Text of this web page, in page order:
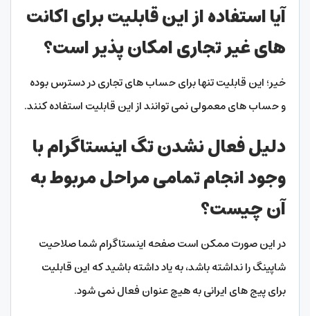
آیا استفاده از این قابلیت برای اکانت
های غیر تجاری امکان پذیر است؟
خیر؛ این قابلیت تنها برای حساب های تجاری در دسترس بوده
و حساب های معمولی نمی توانند از این قابلیت استفاده کنند.
دلیل فعال نشدن تگ اینستاگرام با
وجود انجام تمامی مراحل مربوط به
آن چیست؟
در این صورت ممکن است صفحه اینستاگرام شما صلاحیت
شاپینگ را نداشته باشد، به یاد داشته باشید که این قابلیت
برای پیج های ایرانی به هیچ عنوان فعال نمی شود.